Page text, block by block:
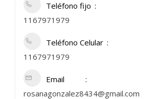
Teléfono fijo
1167971979
Teléfono Celular
1167971979
Email
rosanagonzalez8434@gmail.com